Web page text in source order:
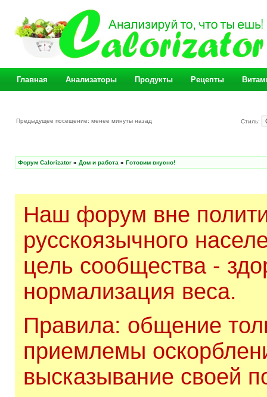
Главная Анализаторы Продукты Рецепты
Предыдущее посещение: менее минуты назад Стиль:
Форум Calorizator » Дом и работа » Готовим вкусно!
Наш форум вне
русскоязычного
цель сообщества -
нормализация веса.
Правила: общение
приемлемы
высказывание своей